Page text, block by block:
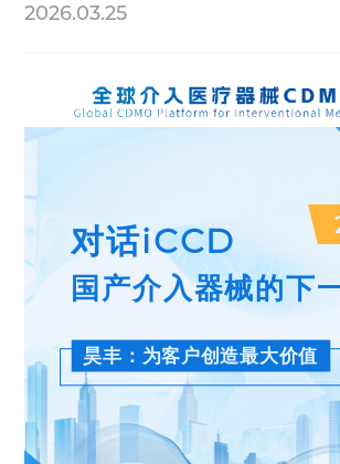
2026.03.25
对话iCCD
国产介入器械的下
昊丰：为客户创造最大价值